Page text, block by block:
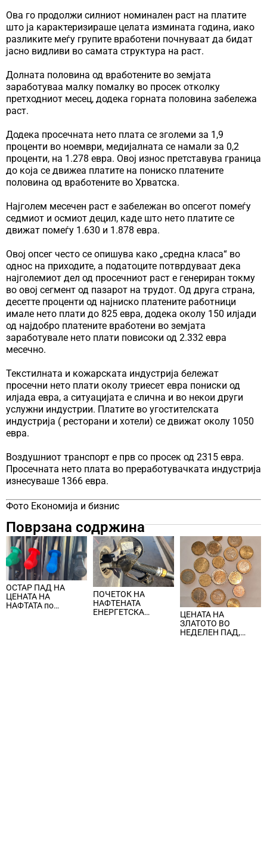
Ова го продолжи силниот номинален раст на платите
што ја карактеризираше целата измината година, иако
разликите меѓу групите вработени почнуваат да бидат
јасно видливи во самата структура на раст.
Долната половина од вработените во земјата
заработуваа малку помалку во просек отколку
претходниот месец, додека горната половина забележа
раст.
Додека просечната нето плата се зголеми за 1,9
проценти во ноември, медијалната се намали за 0,2
проценти, на 1.278 евра. Овој износ претставува граница
до која се движеа платите на пониско платените
половина од вработените во Хрватска.
Најголем месечен раст е забележан во опсегот помеѓу
седмиот и осмиот децил, каде што нето платите се
движат помеѓу 1.630 и 1.878 евра.
Овој опсег често се опишува како „средна класа“ во
однос на приходите, а податоците потврдуваат дека
најголемиот дел од просечниот раст е генериран токму
во овој сегмент од пазарот на трудот. Од друга страна,
десетте проценти од најниско платените работници
имале нето плати до 825 евра, додека околу 150 илјади
од најдобро платените вработени во земјата
заработувале нето плати повисоки од 2.332 евра
месечно.
Текстилната и кожарската индустрија бележат
просечни нето плати околу триесет евра пониски од
илјада евра, а ситуацијата е слична и во некои други
услужни индустрии. Платите во угостителската
индустрија ( ресторани и хотели) се движат околу 1050
евра.
Воздушниот транспорт е прв со просек од 2315 евра.
Просечната нето плата во преработувачката индустрија
изнесуваше 1366 евра.
Фото Економија и бизнис
Поврзана содржина
ОСТАР ПАД НА
ЦЕНАТА НА
НАФТАТА по
ПОЧЕТОК НА
НАФТЕНАТА
ЕНЕРГЕТСКА
ЦЕНАТА НА
ЗЛАТОТО ВО
НЕДЕЛЕН ПАД,